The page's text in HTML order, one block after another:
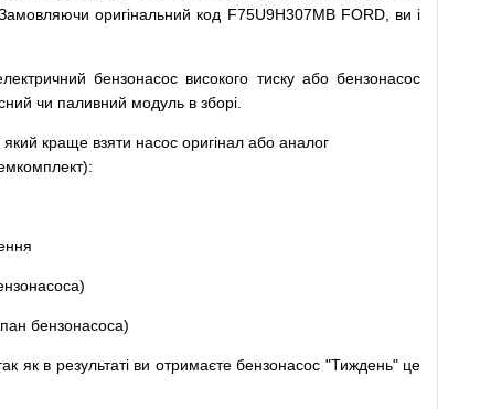
оригінальний код F75U9H307MB FORD, ви і
бензонасос високого тиску або бензонасос
чи паливний модуль в зборі
який краще взяти насос оригінал або аналог
):
)
бензонасоса)
як в результаті ви отримаєте бензонасос "Тиждень" це